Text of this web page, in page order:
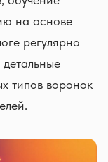
на основе
регулярно
типов воронок